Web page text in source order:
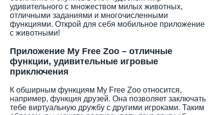
удивительного с множеством милых животных,
отличными заданиями и многочисленными
функциями. Открой для себя мобильное приложение
с животными!
Приложение My Free Zoo – отличные
функции, удивительные игровые
приключения
К обширным функциям My Free Zoo относится,
например, функция друзей. Она позволяет заключать
тебе виртуальную дружбу с другими игроками. Таким